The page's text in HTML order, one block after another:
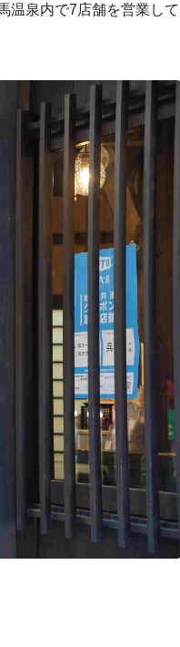
温泉内で7店舗を営業して